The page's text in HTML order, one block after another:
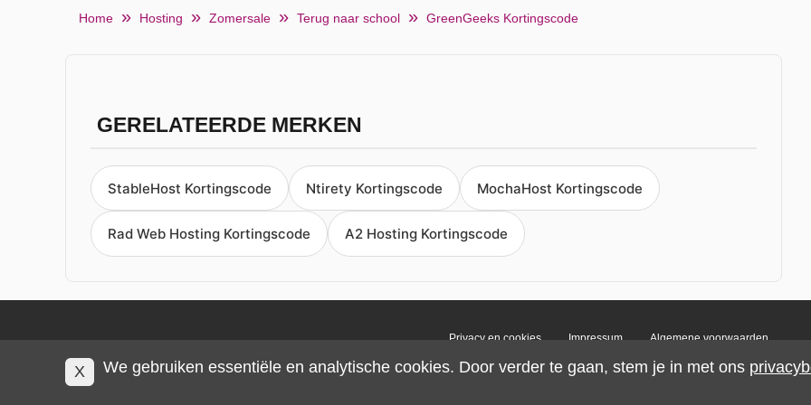
Home Hosting Zomersale Terug naar school GreenGeeks Kortingscode
GERELATEERDE MERKEN
StableHost Kortingscode Ntirety Kortingscode MochaHost Kortingscode
Rad Web Hosting Kortingscode A2 Hosting Kortingscode
Privacy en cookies Impressum Algemene voorwaarden
X We gebruiken essentiële en analytische cookies. Door verder te gaan, stem je in met ons